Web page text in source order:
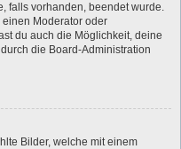
falls vorhanden, beendet wurde.
Moderator oder
du auch die Möglichkeit, deine
die Board-Administration
Bilder, welche mit einem